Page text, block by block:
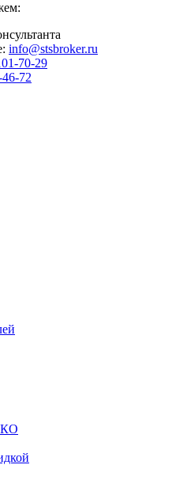
info@stsbroker.ru
70-29
72